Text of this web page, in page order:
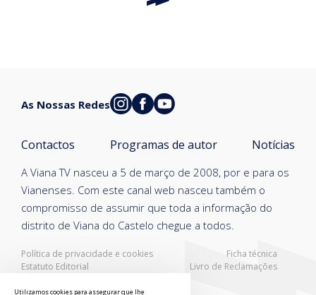
Política de privacidade e cookies
Ficha técnica
Estatuto Editorial
Livro de Reclamações
A Viana TV nasceu a 5 de março de 2008, por e para os
Vianenses. Com este canal web nasceu também o
compromisso de assumir que toda a informação do
distrito de Viana do Castelo chegue a todos.
Contactos Programas de autor Notícias
As Nossas Redes
Utilizamos cookies para assegurar que lhe